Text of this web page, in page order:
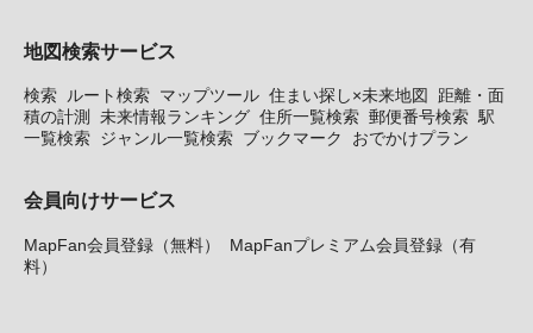
地図検索サービス
検索 ルート検索 マップツール 住まい探し×未来地図
距離・面
積の計測
未来情報ランキング 住所一覧検索 郵便番号検索 駅
一覧検索 ジャンル一覧検索 ブックマーク おでかけプラン
会員向けサービス
MapFan会員登録（無料）
MapFanプレミアム会員登録（有
料）